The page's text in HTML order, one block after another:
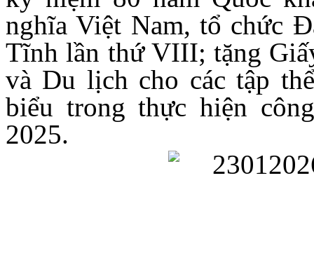
nghĩa Việt Nam, tổ chức
Tĩnh lần thứ VIII; tặng
và Du lịch cho các tập
biểu trong thực hiện
2025.